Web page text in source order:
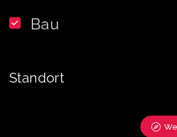
Bau
Standort